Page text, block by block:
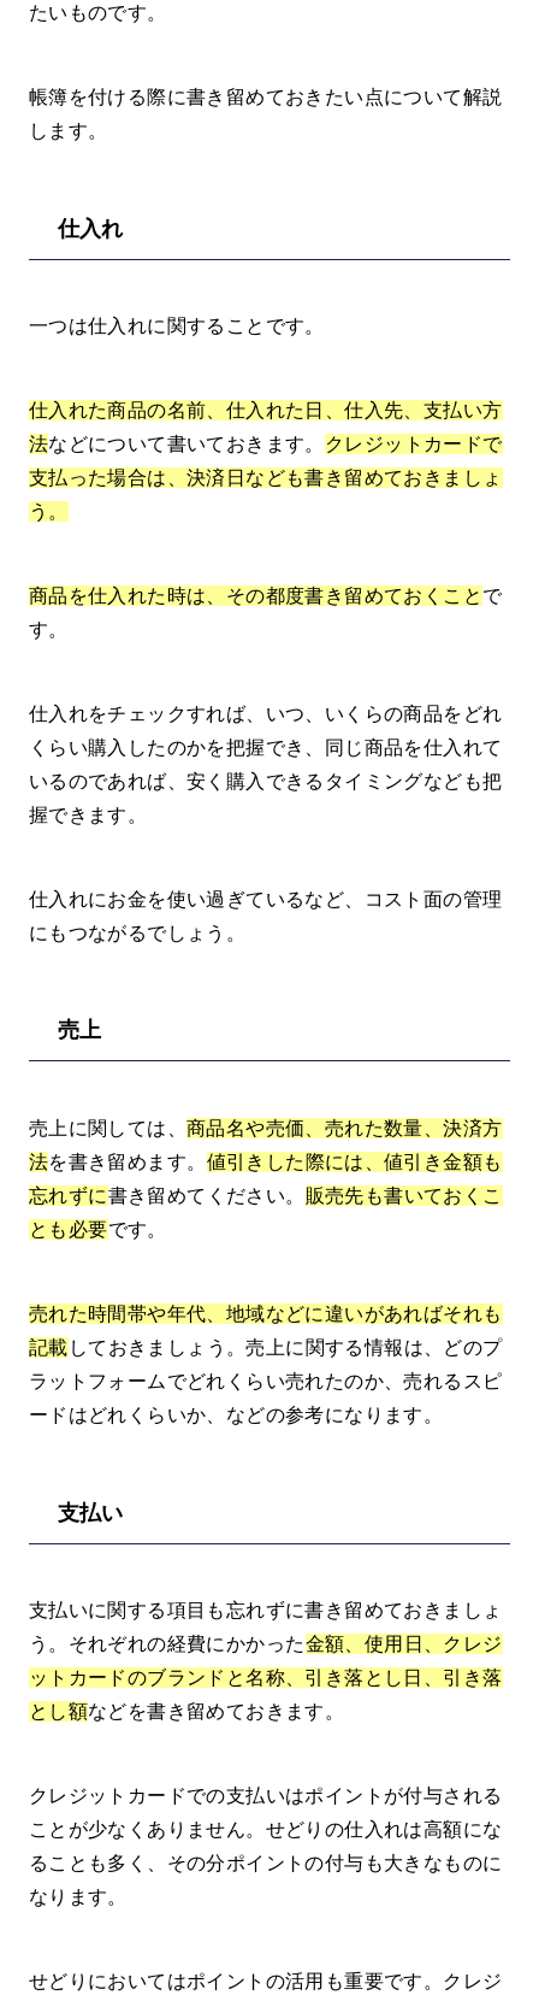
たいものです。
帳簿を付ける際に書き留めておきたい点について解説
します。
仕入れ
一つは仕入れに関することです。
仕入れた商品の名前、仕入れた日、仕入先、支払い方
法などについて書いておきます。
クレジットカードで
支払った場合は、決済日なども書き留めておきましょ
う。
商品を仕入れた時は、その都度書き留めておくこと で
す。
仕入れをチェックすれば、いつ、いくらの商品をどれ
くらい購入したのかを把握でき、同じ商品を仕入れて
いるのであれば、安く購入できるタイミングなども把
握できます。
仕入れにお金を使い過ぎているなど、コスト面の管理
にもつながるでしょう。
売上
売上に関しては、商品名や売価、売れた数量、決済方
法を書き留めます。 値引きした際には、値引き金額も
忘れずに書き留めてください。 販売先も書いておくこ
とも必要です。
売れた時間帯や年代、地域などに違いがあればそれも
記載 しておきましょう。売上に関する情報は、どのプ
ラットフォームでどれくらい売れたのか、売れるスピ
ードはどれくらいか、などの参考になります。
支払い
支払いに関する項目も忘れずに書き留めておきましょ
う。それぞれの経費にかかった金額、使用日、クレジ
ットカードのブランドと名称、引き落とし日、引き落
とし額などを書き留めておきます。
クレジットカードでの支払いはポイントが付与される
ことが少なくありません。せどりの仕入れは高額にな
ることも多く、その分ポイントの付与も大きなものに
なります。
せどりにおいてはポイントの活用も重要です。クレジ